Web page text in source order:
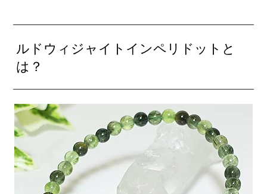
ルドウィジャイトインペリドットと
は？